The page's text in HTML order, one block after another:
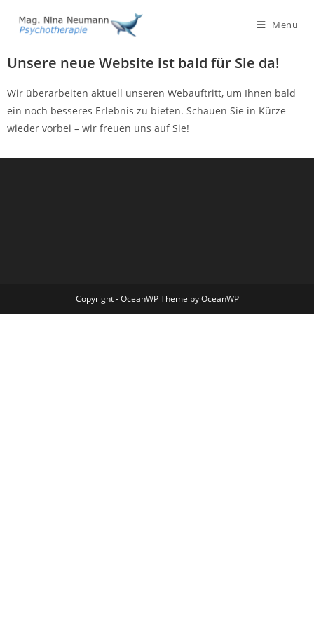
Menü
Unsere neue Website ist bald für Sie da!
Wir überarbeiten aktuell unseren Webauftritt, um Ihnen bald
ein noch besseres Erlebnis zu bieten. Schauen Sie in Kürze
wieder vorbei – wir freuen uns auf Sie!
Copyright - OceanWP Theme by OceanWP